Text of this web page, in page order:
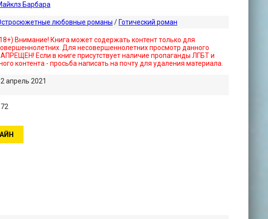
Барбара
любовные романы / Готический роман
Внимание! Книга может содержать контент только для
Для несовершеннолетних просмотр данного
Если в книге присутствует наличие пропаганды ЛГБТ и
контента - просьба написать на почту для удаления материала.
апрель 2021